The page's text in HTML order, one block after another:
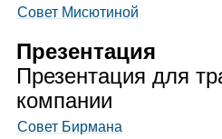
Совет Мисютиной
Презентация
Презентация для
компании
Совет Бирмана